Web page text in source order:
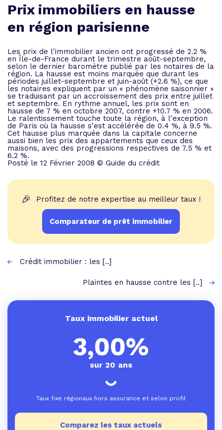
Prix immobiliers en hausse
en région parisienne
Les prix de l'immobilier ancien ont progressé de 2.2 %
en Île-de-France durant le trimestre août-septembre,
selon le dernier baromètre publié par les notaires de la
région. La hausse est moins marquée que durant les
périodes juillet-septembre et juin-août (+2.6 %), ce que
les notaires expliquent par un « phénomène saisonnier »
se traduisant par un accroissement des prix entre juillet
et septembre. En rythme annuel, les prix sont en
hausse de 7 % en octobre 2007, contre +10.7 % en 2006.
Le ralentissement touche toute la région, à l'exception
de Paris où la hausse s'est accélérée de 0.4 %, à 9.5 %.
Cet hausse plus marquée dans la capitale concerne
aussi bien les prix des appartements que ceux des
maisons, avec des progressions respectives de 7.5 % et
6.2 %.
Posté le 12 Février 2008 © Guide du crédit
🎉 Profitez de notre expertise au meilleur taux !
Comparateur de prêt immobilier
Crédit immobilier : les [..]
Plaintes en hausse contre les [..]
Taux immobilier actuel
3,00%
sur 20 ans
Taux fixe régionaux hors assurance et selon profil
Comparez les taux actuels